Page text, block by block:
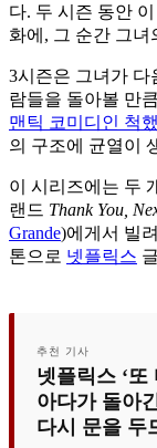
다. 두 시즌 동안
화에, 그 순간 그
3시즌은 그녀가
람들을 돌아볼 만
맨틱 코미디인 척
의 구조에 균열이
이 시리즈에는 두
랜드 Thank You,
Grande)에게서 빌
톤으로 넷플릭스
추천 기사
넷플릭스 ‘또
아다가 돌아
다시 문을 두